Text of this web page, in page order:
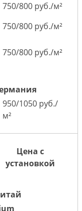
750/800 руб./м²
750/800 руб./м²
750/800 руб./м²
950/1050 руб./
м²
Цена с
установкой